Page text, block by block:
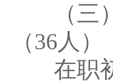
（三）
（36人）
在职初